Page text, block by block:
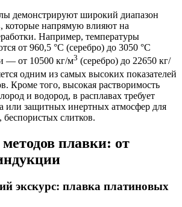
демонстрируют широкий диапазон
которые напрямую влияют на
Например, температуры
от 960,5 °С (серебро) до 3050 °С
— от 10500 кг/м3 (серебро) до 22650 кг/
одним из самых высоких показателей
Кроме того, высокая растворимость
и водород, в расплавах требует
или защитных инертных атмосфер для
слитков.
плавки: от
экскурс: плавка платиновых